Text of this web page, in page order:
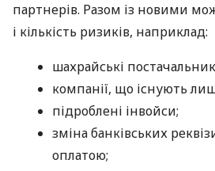
партнерів. Разом із новими
і кількість ризиків, наприклад:
шахрайські
компанії, що існують
підроблені інвойси;
зміна банківських
оплатою;